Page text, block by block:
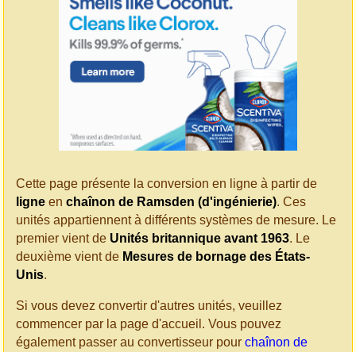
Cette page présente la conversion en ligne à partir de
ligne en chaînon de Ramsden (d'ingénierie). Ces
unités appartiennent à différents systèmes de mesure. Le
premier vient de Unités britannique avant 1963. Le
deuxième vient de Mesures de bornage des États-
Unis.
Si vous devez convertir d'autres unités, veuillez
commencer par la page d'accueil. Vous pouvez
également passer au convertisseur pour chaînon de